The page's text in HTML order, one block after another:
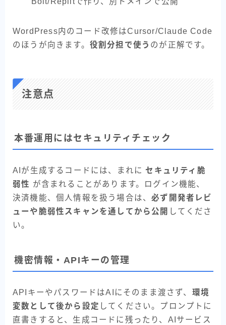
WordPress内のコード改修はCursor/Claude Code
のほうが向きます。 役割分担で使う のが正解です。
注意点
本番運用にはセキュリティチェック
AIが生成するコードには、まれにセキュリティ脆
弱性 が含まれることがあります。ログイン機能、
決済機能、個人情報を扱う場合は、必ず開発者レビ
ューや脆弱性スキャンを通してから公開 してくださ
い。
機密情報・APIキーの管理
APIキーやパスワードはAIにそのまま渡さず、 環境
変数として後から設定 してください。プロンプトに
直書きすると、生成コードに残ったり、AIサービス